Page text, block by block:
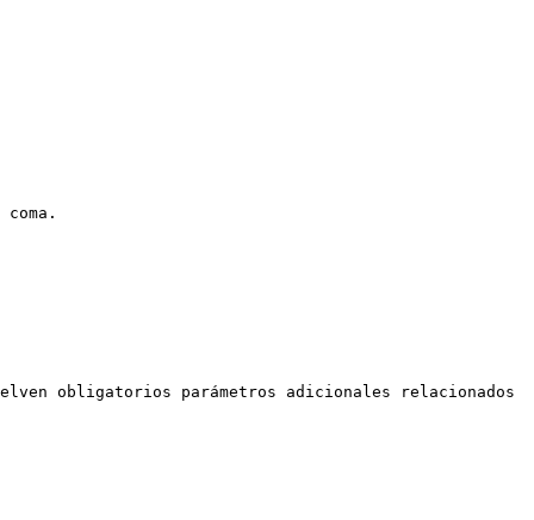
obligatorios parámetros adicionales relacionados